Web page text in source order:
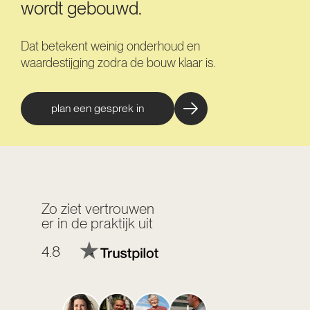
wordt gebouwd.
Dat betekent weinig onderhoud en
waardestijging zodra de bouw klaar is.
plan een gesprek in
Zo ziet vertrouwen
er in de praktijk uit
4.8